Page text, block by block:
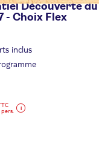
Découverte du
- Choix Flex
inclus